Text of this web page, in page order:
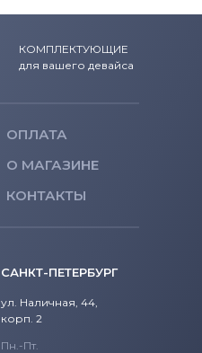
КОМПЛЕКТУЮЩИЕ
для вашего девайса
ОПЛАТА
О МАГАЗИНЕ
КОНТАКТЫ
САНКТ-ПЕТЕРБУРГ
ул. Наличная, 44,
корп. 2
Пн.-Пт.